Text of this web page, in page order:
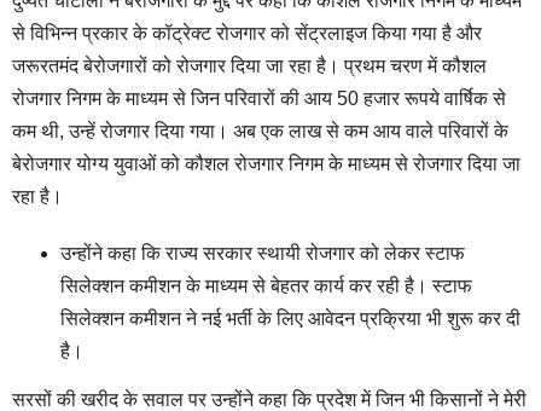
से विभिन्न प्रकार के कॉट्रेक्ट रोजगार को सेंट्रलाइज किया गया है और
जरूरतमंद बेरोजगारों को रोजगार दिया जा रहा है। प्रथम चरण में कौशल
रोजगार निगम के माध्यम से जिन परिवारों की आय 50 हजार रूपये वार्षिक से
कम थी, उन्हें रोजगार दिया गया। अब एक लाख से कम आय वाले परिवारों के
बेरोजगार योग्य युवाओं को कौशल रोजगार निगम के माध्यम से रोजगार दिया जा
रहा है।
उन्होंने कहा कि राज्य सरकार स्थायी रोजगार को लेकर स्टाफ
सिलेक्शन कमीशन के माध्यम से बेहतर कार्य कर रही है। स्टाफ
सिलेक्शन कमीशन ने नई भर्ती के लिए आवेदन प्रक्रिया भी शुरू कर दी
है।
सरसों की खरीद के सवाल पर उन्होंने कहा कि प्रदेश में जिन भी किसानों ने मेरी